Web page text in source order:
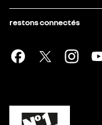
restons connectés